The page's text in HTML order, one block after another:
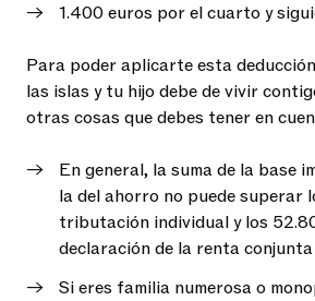
1.400 euros por el cuarto y
Para poder aplicarte esta
las islas y tu hijo debe de vivir
otras cosas que debes tener en
En general, la suma de la base
la del ahorro no puede superar
tributación individual y los
declaración de la renta
Si eres familia numerosa o